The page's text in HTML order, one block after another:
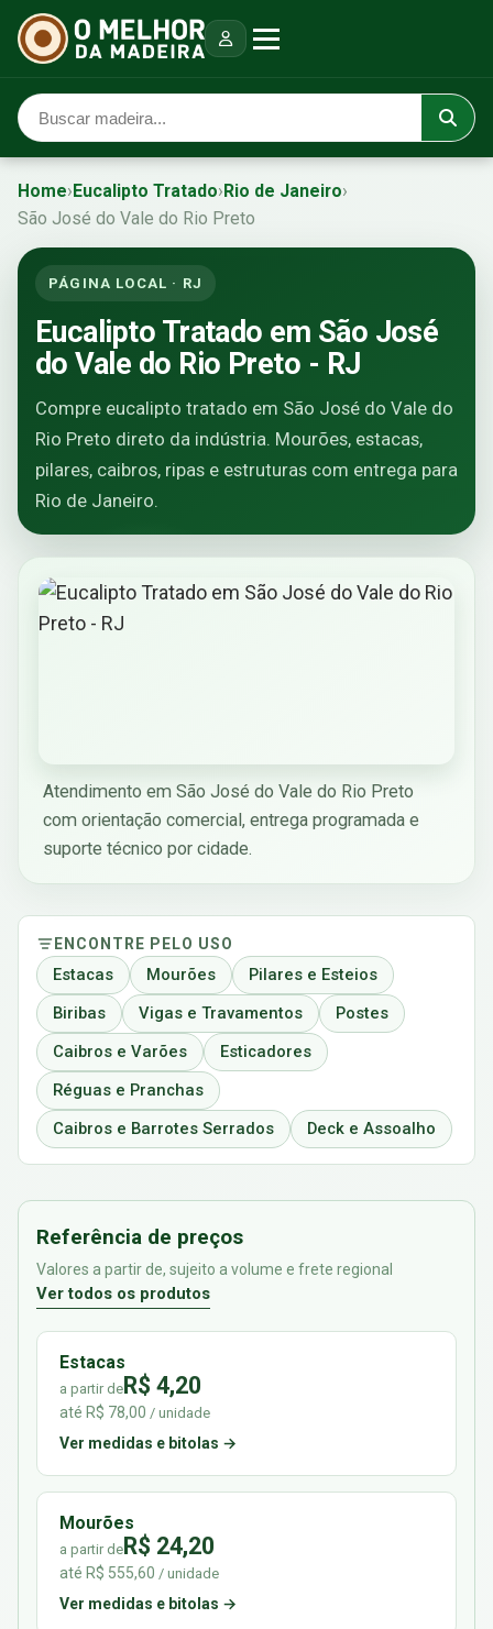
Home›Eucalipto Tratado›Rio de Janeiro›
São José do Vale do Rio Preto
PÁGINA LOCAL · RJ
Eucalipto Tratado em São José
do Vale do Rio Preto - RJ
Compre eucalipto tratado em São José do Vale do
Rio Preto direto da indústria. Mourões, estacas,
pilares, caibros, ripas e estruturas com entrega para
Rio de Janeiro.
Atendimento em São José do Vale do Rio Preto
com orientação comercial, entrega programada e
suporte técnico por cidade.
ENCONTRE PELO USO
Estacas Mourões
Pilares e Esteios
Biribas
Vigas e Travamentos
Postes
Caibros e Varões
Esticadores
Réguas e Pranchas
Caibros e Barrotes Serrados
Deck e Assoalho
Referência de preços
Valores a partir de, sujeito a volume e frete regional
Ver todos os produtos
Estacas
a partir deR$ 4,20
até R$ 78,00 / unidade
Ver medidas e bitolas →
Mourões
a partir deR$ 24,20
até R$ 555,60 / unidade
Ver medidas e bitolas →